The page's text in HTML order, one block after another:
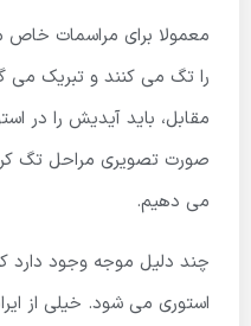
معمولا برای مراسمات خاص
را تگ می کنند و تبریک می
مقابل، باید آیدیش را در
صورت تصویری مراحل تگ
می دهیم.
چند دلیل موجه وجود
استوری می شود. خیلی از